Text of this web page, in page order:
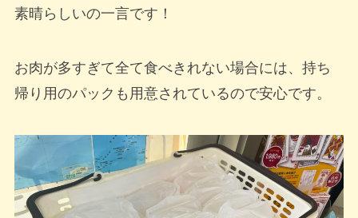
素晴らしいの一言です！
お肉が多すぎて全て食べきれない場合には、持ち
帰り用のパックも用意されているので安心です。